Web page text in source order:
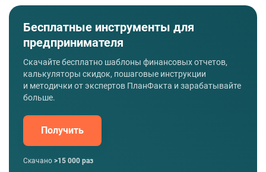
Бесплатные инструменты для
предпринимателя
Скачайте бесплатно шаблоны финансовых отчетов,
калькуляторы скидок, пошаговые инструкции
и методички от экспертов ПланФакта и зарабатывайте
больше.
Получить
Скачано >15 000 раз